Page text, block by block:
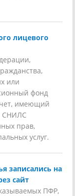
лицевого
или
фонд
имеющий
СНИЛС
прав,
услуг.
записались на
сайт
ПФР,